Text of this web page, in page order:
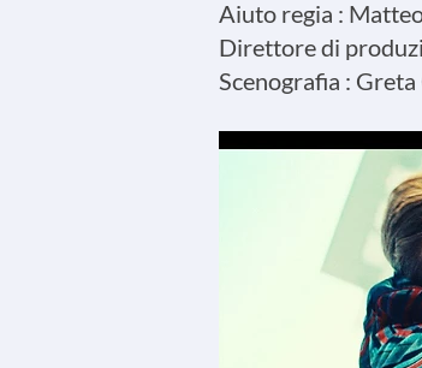
Aiuto regia :
Direttore di
Scenografia : Greta